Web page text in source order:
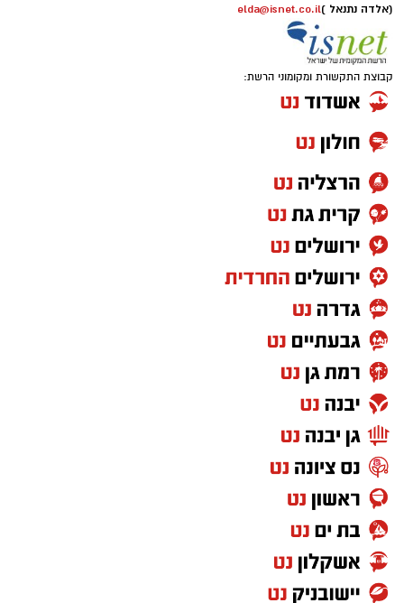
(אלדה נתנאל )elda@isnet.co.il
קבוצת התקשורת ומקומוני הרשת: